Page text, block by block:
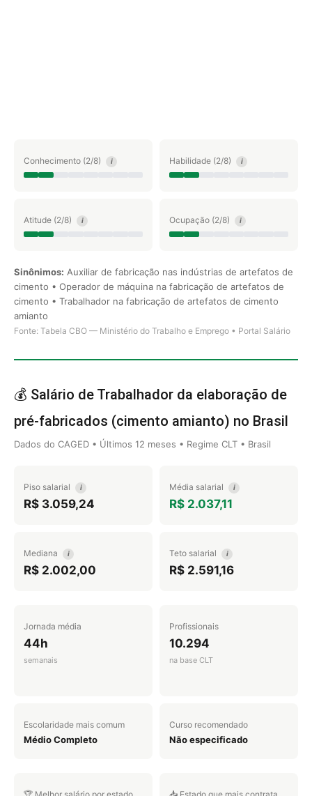
Conhecimento (2/8) i Habilidade (2/8) i
Atitude (2/8) i Ocupação (2/8) i
Sinônimos: Auxiliar de fabricação nas indústrias de artefatos de
cimento • Operador de máquina na fabricação de artefatos de
cimento • Trabalhador na fabricação de artefatos de cimento
amianto
Fonte: Tabela CBO — Ministério do Trabalho e Emprego • Portal Salário
💰 Salário de Trabalhador da elaboração de
pré-fabricados (cimento amianto) no Brasil
Dados do CAGED • Últimos 12 meses • Regime CLT • Brasil
Piso salarial i
R$ 3.059,24
Média salarial i
R$ 2.037,11
Mediana i
R$ 2.002,00
Teto salarial i
R$ 2.591,16
Jornada média
44h
semanais
Profissionais
10.294
na base CLT
Escolaridade mais comum
Médio Completo
Curso recomendado
Não especificado